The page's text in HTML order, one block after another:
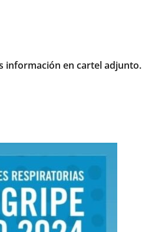
información en cartel adjunto.